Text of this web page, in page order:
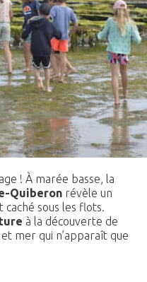
! À marée basse, la
Quiberon révèle un
sous les flots.
à la découverte de
mer qui n’apparaît que